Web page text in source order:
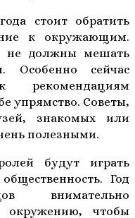
стоит обратить
к окружающим.
не должны мешать
Особенно сейчас
рекомендациям
упрямство. Советы,
знакомых или
полезными.
будут играть
Год
внимательно
окружению, чтобы